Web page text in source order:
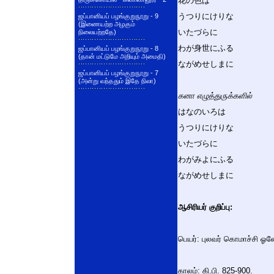
ஜப்பானியப் பழங்குறுநூறு - 9
(இணையற்ற அழகும்
நிலையற்றதே)
ஜப்பானியப் பழங்குறுநூறு - 8
(தான் மட்டுமே அறியும் அமைதி)
ஜப்பானியப் பழங்குறுநூறு - 7
(அன்று வந்ததும் இதே நிலா)
うつりにけりな
いたづらに
わが身世にふる
ながめせしまに
கனா எழுத்துருக்களில்
はなのいろは
うつりにけりな
いたづらに
わがみよにふる
ながめせしまに
ஆசிரியர் குறிப்பு:
பெயர்: புலவர் கொமாச்சி
காலம்: கி.பி. 825-900.